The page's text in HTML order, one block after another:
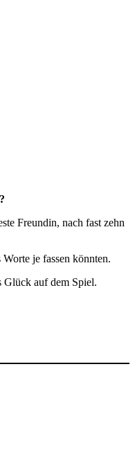
Freundin, nach fast zehn
je fassen könnten.
Glück auf dem Spiel.